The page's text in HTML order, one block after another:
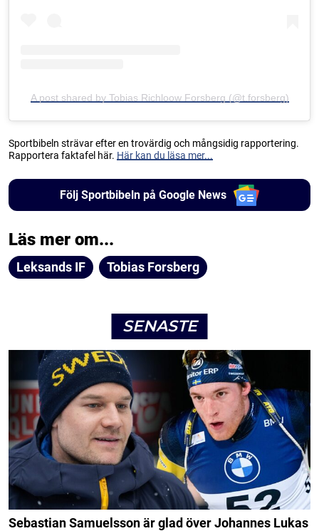
A post shared by Tobias Richloow Forsberg (@t.forsberg)
Sportbibeln strävar efter en trovärdig och mångsidig rapportering.
Rapportera faktafel här. Här kan du läsa mer...
Följ Sportbibeln på Google News
Läs mer om...
Leksands IF Tobias Forsberg
SENASTE
Sebastian Samuelsson är glad över Johannes Lukas